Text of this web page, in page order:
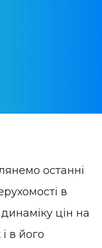
останні
в
цін на
в його